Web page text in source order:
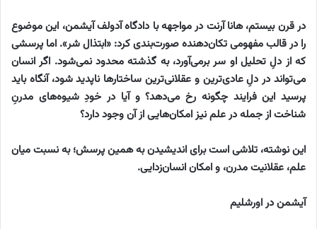
در قرن بیستم، هانا آرنت در مواجهه با دادگاه آدولف آیشمن، این موضوع
را در قالب مفهومی تکان‌دهنده صورت‌بندی کرد: «ابتذال شر». اما پرسشی
که از دلِ تحلیل او سر برمی‌آورد، به گذشته محدود نمی‌شود. اگر انسان
می‌تواند در دلِ عادی‌ترین و عقلانی‌ترین ساختارها ناپدید شود، آنگاه باید
پرسید این فرایند چگونه رخ می‌دهد؟ و آیا در خودِ شیوه‌های مدرنِ
شناختاز جمله در علمنیز امکان‌هایی از آن وجود دارد؟
این نوشته، تلاشی است برای اندیشیدن به همین پرسش؛ به نسبت میان
علم، عقلانیت مدرن، و امکان انسان‌زدایی.
آیشمن در اورشلیم